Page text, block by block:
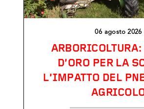
06 agosto 2026
ARBORICOLTURA:
D’ORO PER LA
L’IMPATTO DEL